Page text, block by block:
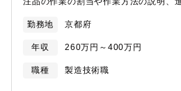
として実際の作業にもかかわります。
部署とも工程について打ち合わせなど
人員の割り当て【募集背景】・組織強
のモノづくりに携わり、モノづくりの
勤務地 京都府
年収 260万円～400万円
職種
製造技術職